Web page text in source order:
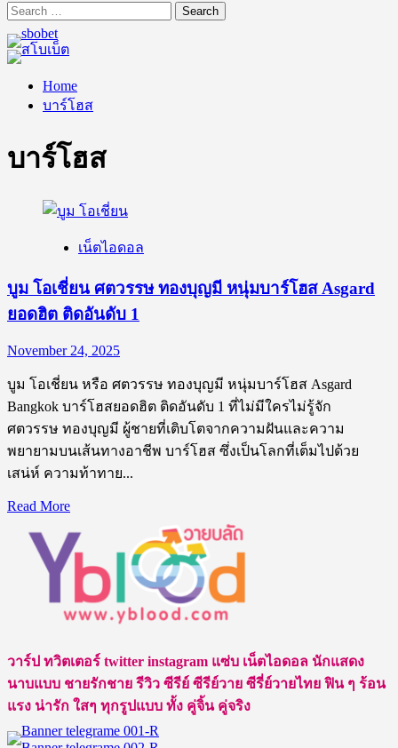
Search
for:
Home
บาร์โฮส
บาร์โฮส
เน็ตไอดอล
บูม โอเชี่ยน ศตวรรษ ทองบุญมี หนุ่มบาร์โฮส Asgard
ยอดฮิต ติดอันดับ 1
November 24, 2025
บูม โอเชี่ยน หรือ ศตวรรษ ทองบุญมี หนุ่มบาร์โฮส Asgard
Bangkok บาร์โฮสยอดฮิต ติดอันดับ 1 ที่ไม่มีใครไม่รู้จัก
ศตวรรษ ทองบุญมี ผู้ชายที่เติบโตจากความฝันและความ
พยายามบนเส้นทางอาชีพ บาร์โฮส ซึ่งเป็นโลกที่เต็มไปด้วย
เสน่ห์ ความท้าทาย...
Read MoreRead
about
บูม
โอ
เชี่ยน
ศตวรรษ
บุญ
มี
หนุ่ม
บาร์
วาร์ป ทวิตเตอร์ twitter instagram แซ่บ เน็ตไอดอล นักแสดง
นาบแบบ ชายรักชาย รีวิว ซีรีย์ ซีรีย์วาย ซีรี่ย์วายไทย ฟิน ๆ ร้อน
แรง น่ารัก ใสๆ ทุกรูปแบบ ทั้ง คู่จิ้น คู่จริง